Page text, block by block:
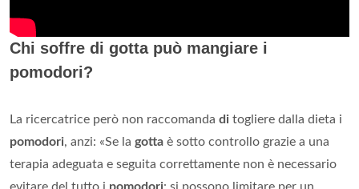
Chi soffre di gotta può mangiare i
pomodori?
La ricercatrice però non raccomanda di togliere dalla dieta i
pomodori, anzi: «Se la gotta è sotto controllo grazie a una
terapia adeguata e seguita correttamente non è necessario